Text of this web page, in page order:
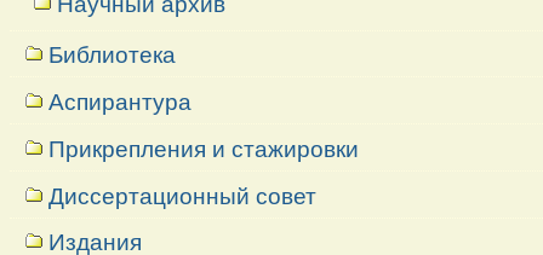
Библиотека
Аспирантура
Прикрепления и стажировки
Диссертационный совет
Издания